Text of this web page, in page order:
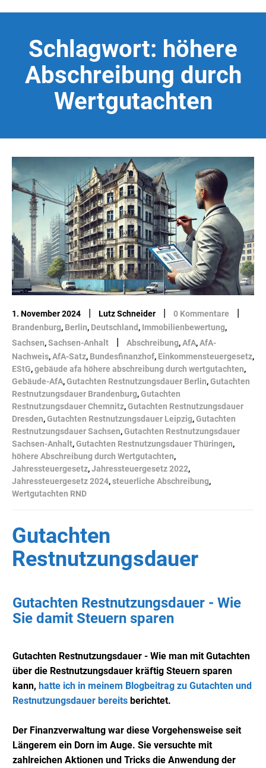
Schlagwort: höhere
Abschreibung durch
Wertgutachten
1. November 2024 | Lutz Schneider | 0 Kommentare |
Brandenburg, Berlin, Deutschland , Immobilienbewertung,
Sachsen,Sachsen-Anhalt | Abschreibung,AfA,AfA-
Nachweis,AfA-Satz, Bundesfinanzhof, Einkommensteuergesetz,
EStG,gebäude afa höhere abschreibung durch wertgutachten,
Gebäude-AfA,Gutachten Restnutzungsdauer Berlin,Gutachten
Restnutzungsdauer Brandenburg,Gutachten
Restnutzungsdauer Chemnitz,Gutachten Restnutzungsdauer
Dresden,Gutachten Restnutzungsdauer Leipzig,Gutachten
Restnutzungsdauer Sachsen,Gutachten Restnutzungsdauer
Sachsen-Anhalt,Gutachten Restnutzungsdauer Thüringen,
höhere Abschreibung durch Wertgutachten,
Jahressteuergesetz,Jahressteuergesetz 2022,
Jahressteuergesetz 2024,steuerliche Abschreibung,
Wertgutachten RND
Gutachten
Restnutzungsdauer
Gutachten Restnutzungsdauer - Wie
Sie damit Steuern sparen
Gutachten Restnutzungsdauer - Wie man mit Gutachten
über die Restnutzungsdauer kräftig Steuern sparen
kann, hatte ich in meinem Blogbeitrag zu Gutachten und
Restnutzungsdauer bereits berichtet.
Der Finanzverwaltung war diese Vorgehensweise seit
Längerem ein Dorn im Auge. Sie versuchte mit
zahlreichen Aktionen und Tricks die Anwendung der